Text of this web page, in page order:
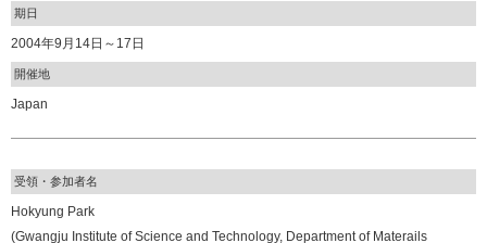
期日
2004年9月14日～17日
開催地
Japan
受領・参加者名
Hokyung Park
(Gwangju Institute of Science and Technology, Department of Materails